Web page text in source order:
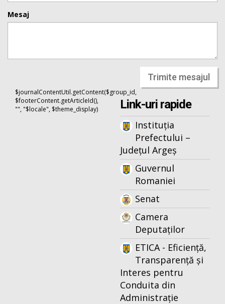
Mesaj
Trimite mesajul
$journalContentUtil.getContent($group_id,
$footerContent.getArticleId(),
"", "$locale", $theme_display)
Link-uri rapide
Instituția
Prefectului –
Județul Argeș
Guvernul
Romaniei
Senat
Camera
Deputaților
ETICA - Eficiență,
Transparență și
Interes pentru
Conduita din
Administrație